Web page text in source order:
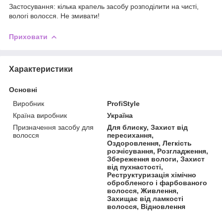
Застосування: кілька крапель засобу розподілити на чисті,
вологі волосся. Не змивати!
Приховати
Характеристики
Основні
Виробник
ProfiStyle
Країна виробник
Україна
Призначення засобу для
волосся
Для блиску, Захист від
пересихання,
Оздоровлення, Легкість
розчісування, Розгладження,
Збереження вологи, Захист
від пухнастості,
Реструктуризація хімічно
обробленого і фарбованого
волосся, Живлення,
Захищає від ламкості
волосся, Відновлення